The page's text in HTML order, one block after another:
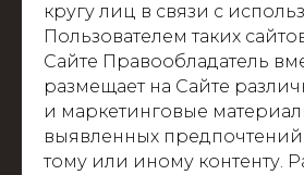
кругу лиц в связи с
Пользователем таких
Сайте Правообладатель
размещает на Сайте
и маркетинговые
выявленных предпочтений
тому или иному контенту.